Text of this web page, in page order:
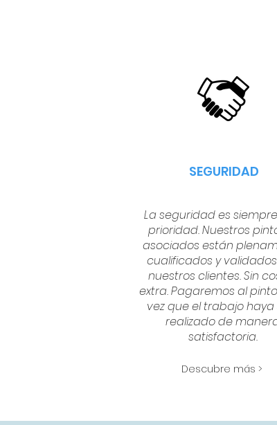
SEGURIDAD
La seguridad es
prioridad. Nuestros
asociados están
cualificados y
nuestros clientes. Sin
extra. Pagaremos al
vez que el trabajo haya
realizado de
satisfactoria.
Descubre más >